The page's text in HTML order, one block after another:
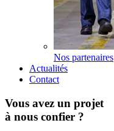
Nos partenaires
Actualités
Contact
Vous avez un projet
à nous confier ?